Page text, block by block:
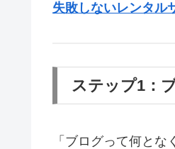
失敗しないレンタル
ステップ1：
「ブログって何と